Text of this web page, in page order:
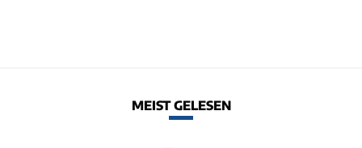
MEIST GELESEN